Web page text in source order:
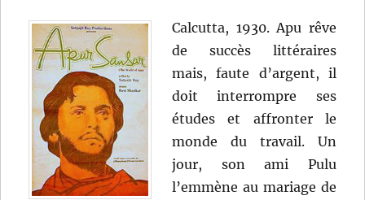
Calcutta, 1930. Apu rêve
de succès littéraires
mais, faute d’argent, il
doit interrompre ses
études et affronter le
monde du travail. Un
jour, son ami Pulu
l’emmène au mariage de